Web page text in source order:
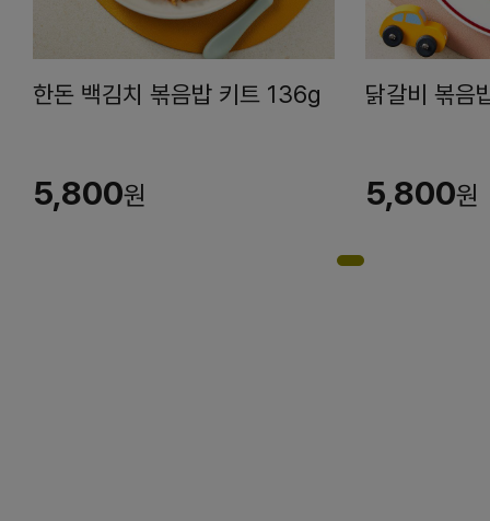
한돈 백김치 볶음밥 키트 136g
5,800원
닭갈비 볶음
5,800원